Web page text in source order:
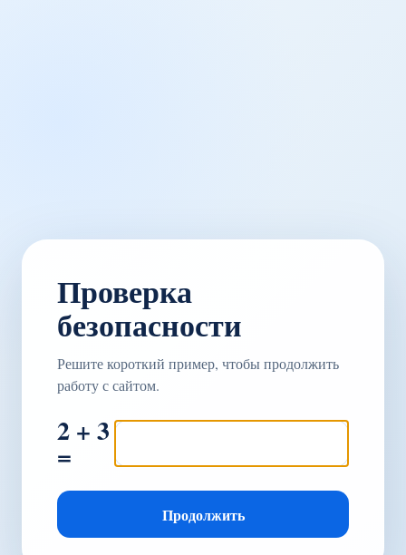
Проверка
безопасности
Решите короткий пример, чтобы продолжить
работу с сайтом.
2 + 3
=
Продолжить